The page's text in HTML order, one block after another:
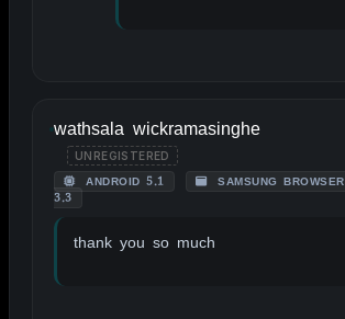
wathsala wickramasinghe
UNREGISTERED
ANDROID 5.1
SAMSUNG BROWSER
3.3
thank you so much